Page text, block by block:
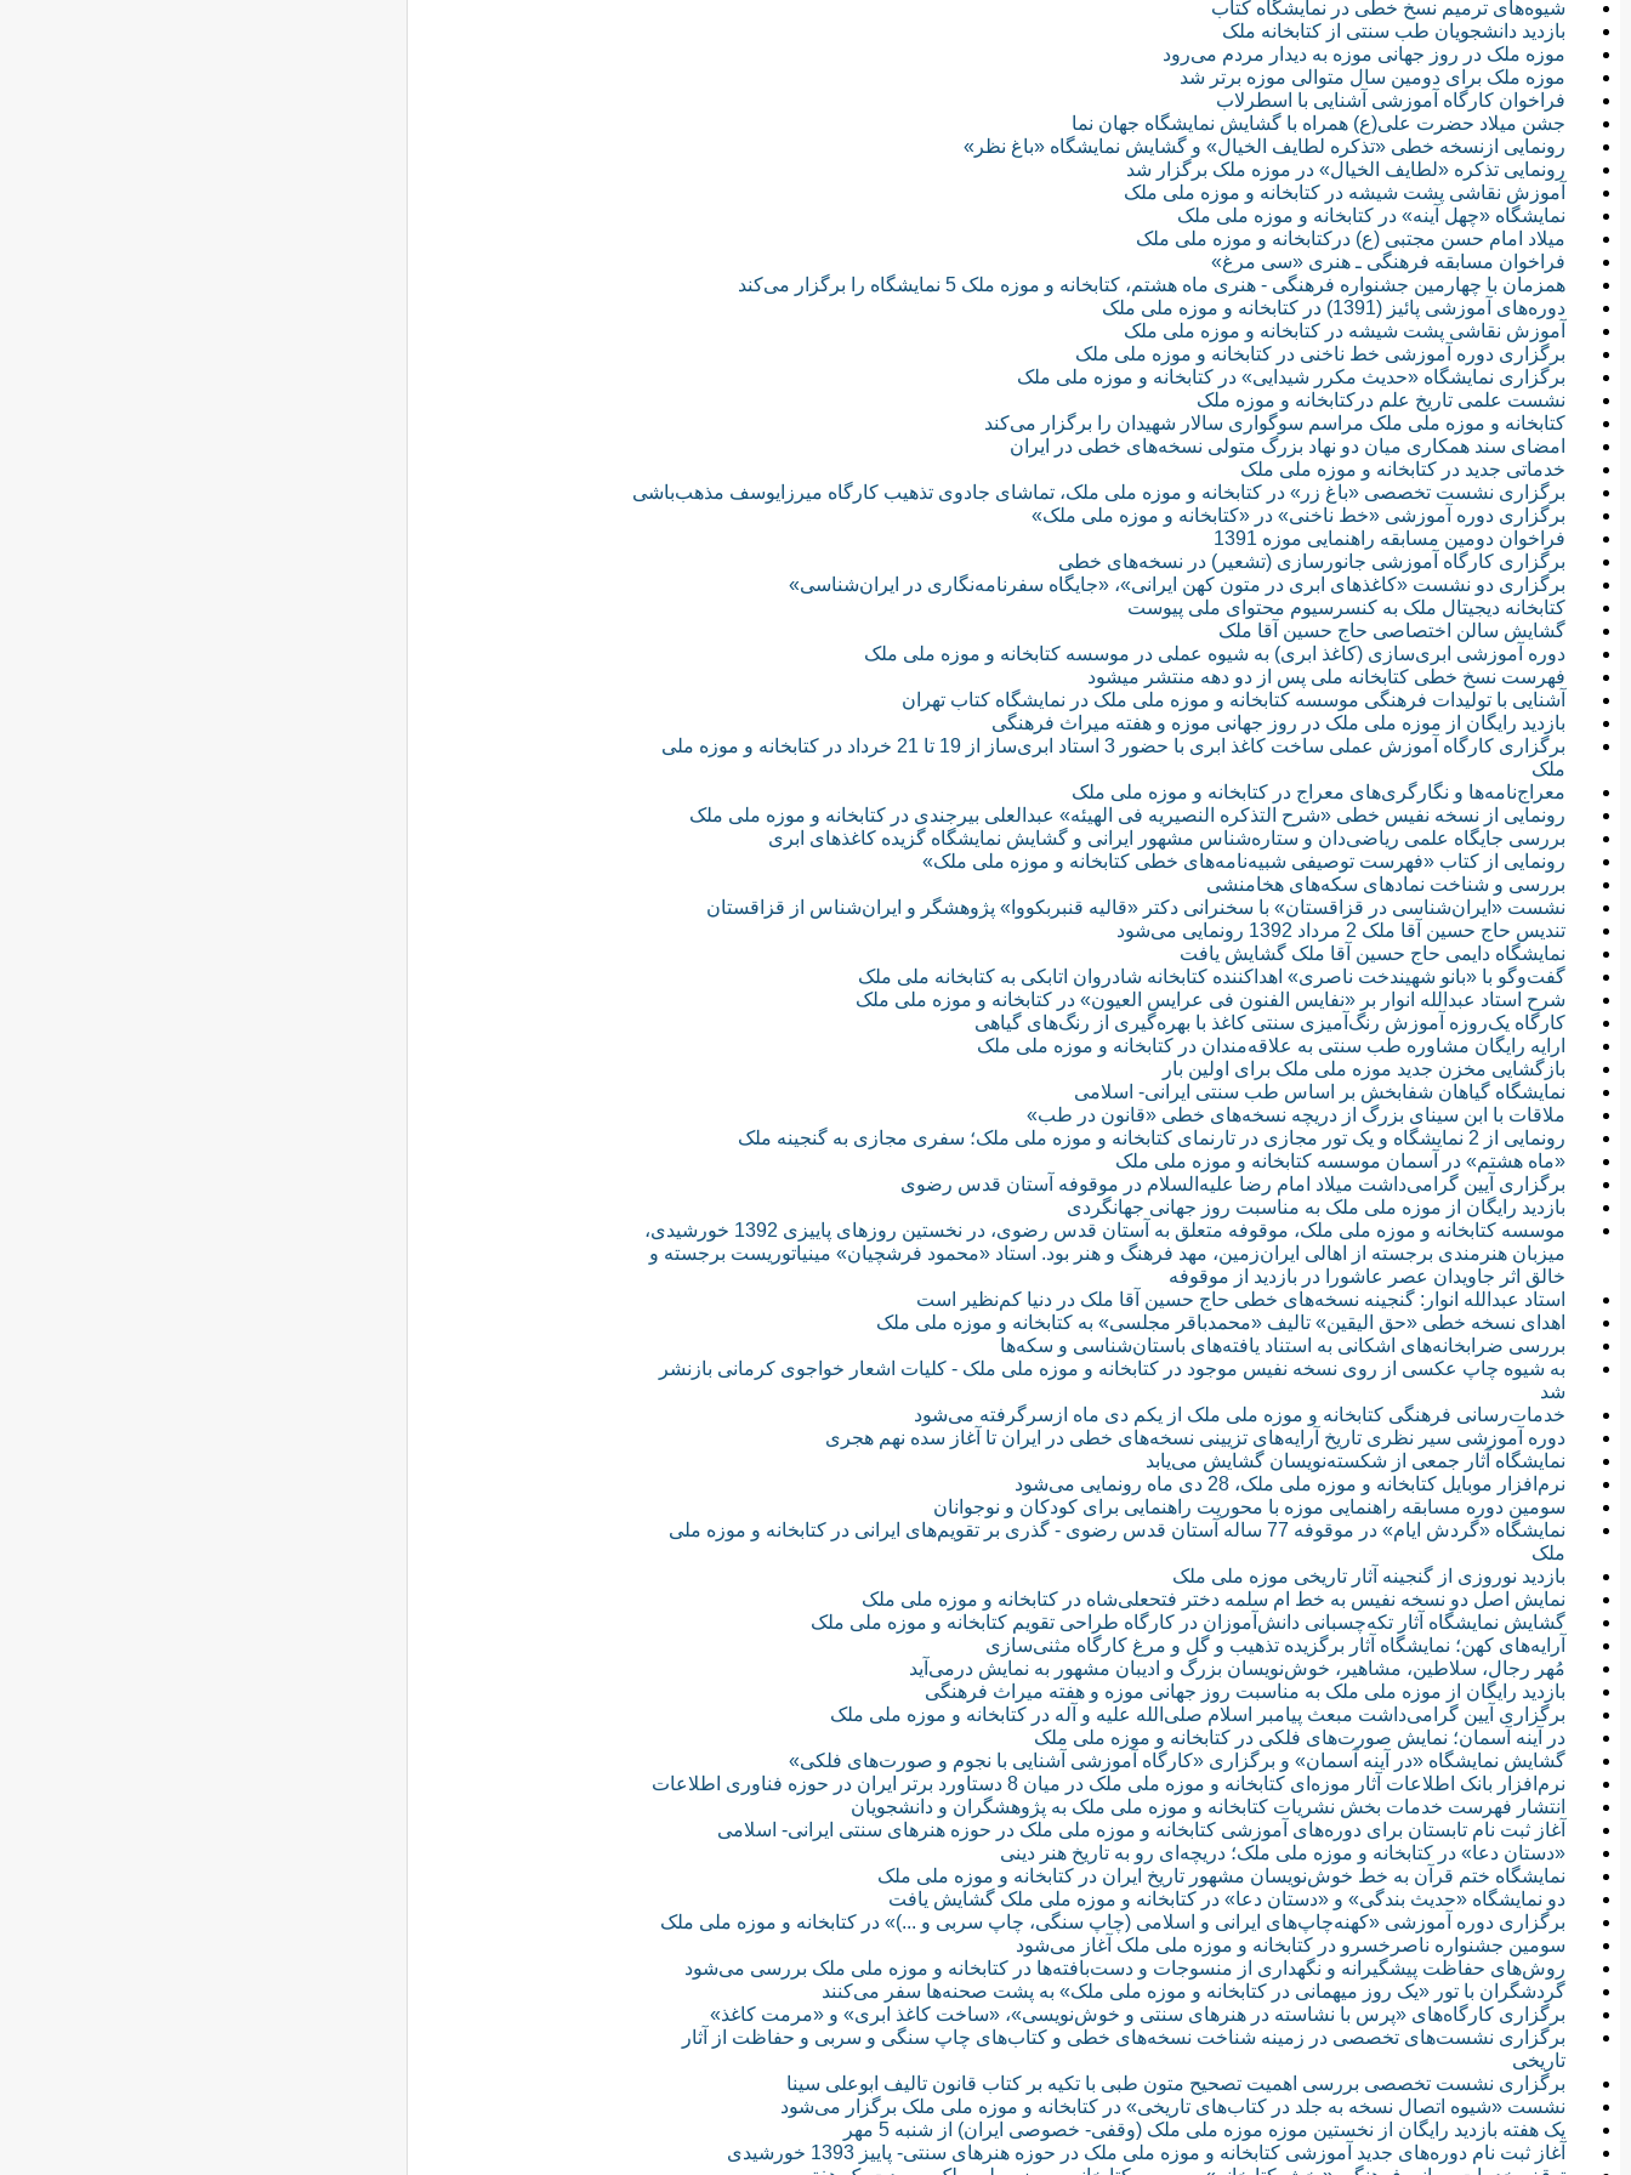
شیوه‌های ترمیم نسخ خطی در نمایشگاه کتاب
بازدید دانشجویان طب سنتی از کتابخانه ملک
موزه ملک در روز جهانی موزه به دیدار مردم می‌رود
موزه ملک برای دومین سال متوالی موزه برتر شد
فراخوان كارگاه آموزشی آشنایی با اسطرلاب
جشن میلاد حضرت علی(ع) همراه با گشایش نمایشگاه جهان نما
رونمایی ازنسخه خطی «تذکره لطایف الخیال» و گشایش نمایشگاه «باغ نظر»
رونمایی تذکره «لطایف‌ الخیال» در موزه ملک برگزار شد
آموزش نقاشی پشت شیشه در کتابخانه و موزه ملی ملک
نمایشگاه «چهل آینه» در کتابخانه و موزه ملی ملک
میلاد امام حسن مجتبی (ع) درکتابخانه و موزه ملی ملک
فراخوان مسابقه فرهنگی ـ هنری «سی مرغ»
همزمان با چهارمین جشنواره فرهنگی - هنری ماه هشتم، کتابخانه و موزه ملک 5 نمایشگاه را برگزار می‌کند
دوره‌های آموزشی پائیز (1391) در کتابخانه و موزه ملی ملک
آموزش نقاشی پشت شیشه در کتابخانه و موزه ملی ملک
برگزاری دوره آموزشی خط ناخنی در کتابخانه و موزه ملی ملک
برگزاری نمایشگاه «حدیث مکرر شیدایی» در کتابخانه و موزه ملی ملک
نشست علمی تاریخ علم درکتابخانه و موزه ملک
کتابخانه و موزه ملی ملک مراسم سوگواری سالار شهیدان را برگزار می‌کند
امضای سند همکاری میان دو نهاد بزرگ متولی نسخه‌های خطی در ایران
خدماتی جدید در کتابخانه و موزه ملی ملک
برگزاری نشست تخصصی «باغ زر» در کتابخانه و موزه ملی ملک، تماشای جادوی تذهیب کارگاه میرزایوسف مذهب‌باشی
برگزاری دوره آموزشی «خط ناخنی» در «کتابخانه و موزه ملی ملک»
فراخوان دومین مسابقه راهنمایی موزه 1391
برگزاری کارگاه آموزشی جانورسازی (تشعیر) در نسخه‌های خطی
برگزاری دو نشست «کاغذهای ابری در متون کهن ایرانی»، «جایگاه سفرنامه‌نگاری در ایران‌شناسی»
کتابخانه دیجیتال ملک به کنسرسیوم محتوای ملی پیوست
گشایش سالن اختصاصی حاج حسین آقا ملک
دوره آموزشی ابری‌سازی (کاغذ ابری) به شیوه عملی در موسسه کتابخانه و موزه ملی ملک
فهرست نسخ خطی کتابخانه ملی پس از دو دهه منتشر می‎شود
آشنایی با تولیدات فرهنگی موسسه کتابخانه و موزه ملی ملک در نمایشگاه کتاب تهران
بازدید رایگان از موزه ملی ملک در روز جهانی موزه و هفته میراث فرهنگی
برگزاری کارگاه آموزش عملی ساخت کاغذ ابری با حضور 3 استاد ابری‌ساز از 19 تا 21 خرداد در کتابخانه و موزه ملی
ملک
معراج‌نامه‌ها و نگارگری‌های معراج در کتابخانه و موزه ملی ملک
رونمایی از نسخه نفیس خطی «شرح التذکره النصیریه فی الهیئه» عبدالعلی بیرجندی در کتابخانه و موزه ملی ملک
بررسی جایگاه علمی ریاضی‌دان و ستاره‌شناس مشهور ایرانی و گشایش نمایشگاه گزیده کاغذهای ابری
رونمایی از کتاب «فهرست توصیفی شبیه‌نامه‌های خطی کتابخانه و موزه ملی ملک»
بررسی و شناخت نمادهای سکه‌های هخامنشی
نشست «ایران‌شناسی در قزاقستان» با سخنرانی دکتر «قالیه قنبربکووا» پژوهشگر و ایران‌شناس از قزاقستان
تندیس حاج حسین آقا ملک 2 مرداد 1392 رونمایی می‌شود
نمایشگاه دایمی حاج حسین آقا ملک گشایش یافت
گفت‌وگو با «بانو شهیندخت ناصری» اهداکننده کتابخانه شادروان اتابکی به کتابخانه ملی ملک
شرح استاد عبدالله انوار بر «نفایس الفنون فی عرایس العیون» در کتابخانه و موزه ملی ملک
کارگاه یک‌روزه آموزش رنگ‌آمیزی سنتی کاغذ با بهره‌گیری از رنگ‌های گیاهی
ارایه رایگان مشاوره طب سنتی به علاقه‌مندان در کتابخانه و موزه ملی ملک
بازگشایی مخزن جدید موزه ملی ملک برای اولین بار
نمایشگاه گیاهان شفابخش بر اساس طب سنتی ایرانی- اسلامی
ملاقات با ابن سینای بزرگ از دریچه نسخه‌های خطی «قانون در طب»
رونمایی از 2 نمایشگاه و یک تور مجازی در تارنمای کتابخانه و موزه ملی ملک؛ سفری مجازی به گنجینه ملک
«ماه هشتم» در آسمان موسسه کتابخانه و موزه ملی ملک
برگزاری آیین گرامی‌داشت میلاد امام رضا علیه‌السلام در موقوفه آستان قدس رضوی
بازدید رایگان از موزه ملی ملک به مناسبت روز جهانی جهانگردی
موسسه کتابخانه و موزه ملی ملک، موقوفه متعلق به آستان قدس رضوی، در نخستین روزهای پاییزی 1392 خورشیدی،
میزبان هنرمندی برجسته از اهالی ایران‌زمین، مهد فرهنگ و هنر بود. استاد «محمود فرشچیان» مینیاتوریست برجسته و
خالق اثر جاویدان عصر عاشورا در بازدید از موقوفه
استاد عبدالله انوار: گنجینه نسخه‌های خطی حاج حسین آقا ملک در دنیا کم‌نظیر است
اهدای نسخه خطی «حق الیقین» تالیف «محمدباقر مجلسی» به کتابخانه و موزه ملی ملک
بررسی ضرابخانه‌های اشکانی به استناد یافته‌های باستان‌شناسی و سکه‌ها
به شیوه چاپ عکسی از روی نسخه نفیس موجود در کتابخانه و موزه ملی ملک - کلیات اشعار خواجوی کرمانی بازنشر
شد
خدمات‌رسانی فرهنگی کتابخانه و موزه ملی ملک از یکم دی ماه ازسرگرفته می‌شود
دوره آموزشی سیر نظری تاریخ آرایه‌های تزیینی نسخه‌های خطی در ایران تا آغاز سده نهم هجری
نمایشگاه آثار جمعی از شکسته‌نویسان گشایش می‌یابد
نرم‌افزار موبایل کتابخانه و موزه ملی ملک، 28 دی ماه رونمایی می‌شود
سومین دوره مسابقه راهنمایی موزه با محوریت راهنمایی برای کودکان و نوجوانان
نمایشگاه «گردش ایام» در موقوفه 77 ساله آستان قدس رضوی - گذری بر تقویم‌های ایرانی در کتابخانه و موزه ملی
ملک
بازدید نوروزی از گنجینه آثار تاریخی موزه ملی ملک
نمایش اصل دو نسخه نفیس به خط ام سلمه دختر فتحعلی‌شاه در کتابخانه و موزه ملی ملک
گشایش نمایشگاه آثار تکه‌چسبانی دانش‌آموزان در کارگاه طراحی تقویم کتابخانه و موزه ملی ملک
آرایه‌های کهن؛ نمایشگاه آثار برگزیده تذهیب و گل و مرغ کارگاه مثنی‌سازی
مُهر رجال، سلاطین، مشاهیر، خوش‌نویسان بزرگ و ادیبان مشهور به نمایش درمی‌آید
بازدید رایگان از موزه ملی ملک به مناسبت روز جهانی موزه و هفته میراث فرهنگی
برگزاری آیین گرامی‌داشت مبعث پیامبر اسلام صلی‌الله علیه و آله در کتابخانه و موزه ملی ملک
در آینه آسمان؛ نمایش صورت‌های فلکی در کتابخانه و موزه ملی ملک
گشایش نمایشگاه «در آینه آسمان» و برگزاری «کارگاه آموزشی آشنایی با نجوم و صورت‌های فلکی»
نرم‌افزار بانک اطلاعات آثار موزه‌ای کتابخانه و موزه ملی ملک در میان 8 دستاورد برتر ایران در حوزه فناوری اطلاعات
انتشار فهرست خدمات بخش نشریات کتابخانه و موزه ملی ملک به پژوهشگران و دانشجویان
آغاز ثبت نام تابستان برای دوره‌های آموزشی کتابخانه و موزه ملی ملک در حوزه هنرهای سنتی ایرانی- اسلامی
«دستان دعا» در کتابخانه و موزه ملی ملک؛ دریچه‌ای رو به تاریخ هنر دینی
نمایشگاه ختم قرآن به خط خوش‌نویسان مشهور تاریخ ایران در کتابخانه و موزه ملی ملک
دو نمایشگاه «حدیث بندگی» و «دستان دعا» در کتابخانه و موزه ملی ملک گشایش یافت
برگزاری دوره آموزشی «کهنه‌چاپ‌های ایرانی و اسلامی (چاپ سنگی، چاپ سربی و ...)» در کتابخانه و موزه ملی ملک
سومین جشنواره ناصرخسرو در کتابخانه و موزه ملی ملک آغاز می‌شود
روش‌های حفاظت پیشگیرانه و نگهداری از منسوجات و دست‌بافته‌ها در کتابخانه و موزه ملی ملک بررسی می‌شود
گردشگران با تور «یک روز میهمانی در کتابخانه و موزه ملی ملک» به پشت صحنه‌ها سفر می‌کنند
برگزاری کارگاه‌های «پرس با نشاسته در هنرهای سنتی و خوش‌نویسی»، «ساخت کاغذ ابری» و «مرمت کاغذ»
برگزاری نشست‌های تخصصی در زمینه شناخت نسخه‌های خطی و کتاب‌های چاپ سنگی و سربی و حفاظت از آثار
تاریخی
برگزاری نشست تخصصی بررسی اهمیت تصحیح متون طبی با تکیه بر کتاب قانون تالیف ابوعلی سینا
نشست «شیوه اتصال نسخه به جلد در کتاب‌های تاریخی» در کتابخانه و موزه ملی ملک برگزار می‌شود
یک هفته بازدید رایگان از نخستین موزه موزه ملی ملک (وقفی- خصوصی ایران) از شنبه 5 مهر
آغاز ثبت نام دوره‌های جدید آموزشی کتابخانه و موزه ملی ملک در حوزه هنرهای سنتی- پاییز 1393 خورشیدی